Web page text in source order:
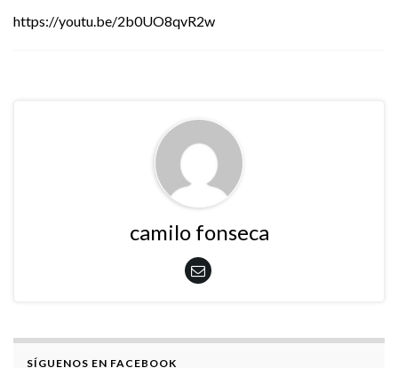
https://youtu.be/2b0UO8qvR2w
camilo fonseca
SÍGUENOS EN FACEBOOK